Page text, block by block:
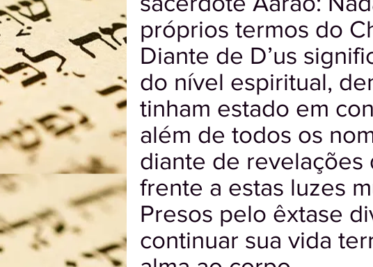
próprios termos do
Diante de D’us
do nível espiritual,
tinham estado em
além de todos os
diante de revelações
frente a estas luzes
Presos pelo êxtase
continuar sua vida